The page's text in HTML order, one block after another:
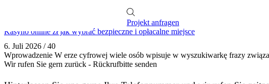
Projekt anfragen
Kasyno online zł jak wybrać bezpieczne i opłacalne miejsce
6. Juli 2026 / 40
Wprowadzenie W erze cyfrowej wiele osób wpisuje w wyszukiwarkę frazy
Wir rufen Sie gern zurück - Rückrufbitte senden